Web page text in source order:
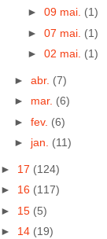
► 09 mai. (1)
► 07 mai. (1)
► 02 mai. (1)
► abr. (7)
► mar. (6)
► fev. (6)
► jan. (11)
► 17 (124)
► 16 (117)
► 15 (5)
► 14 (19)